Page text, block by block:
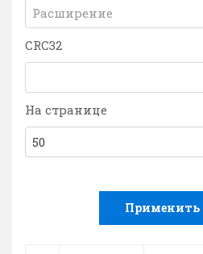
Расширение
CRC32
На странице
50
Применить